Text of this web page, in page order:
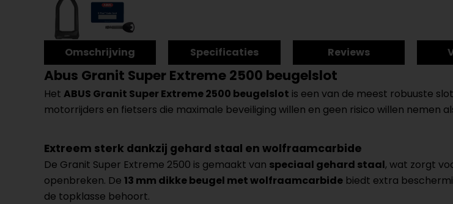
Omschrijving Specificaties Reviews
Abus Granit Super Extreme 2500 beugelslot
Het ABUS Granit Super Extreme 2500 beugelslot is een van de meest robuuste
motorrijders en fietsers die maximale beveiliging willen en geen risico willen nemen
Extreem sterk dankzij gehard staal en wolfraamcarbide
De Granit Super Extreme 2500 is gemaakt van speciaal gehard staal, wat zorgt
openbreken. De 13 mm dikke beugel met wolfraamcarbide biedt extra
de topklasse behoort.